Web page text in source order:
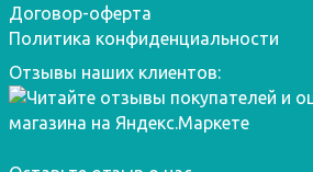
Договор-оферта
Политика конфиденциальности
Отзывы наших клиентов: